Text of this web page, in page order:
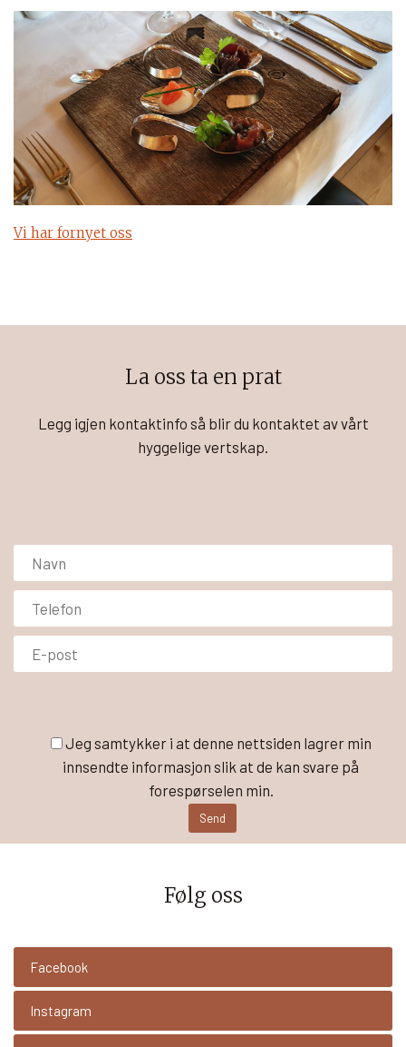
Vi har fornyet oss
La oss ta en prat
Legg igjen kontaktinfo så blir du kontaktet av vårt
hyggelige vertskap.
Jeg samtykker i at denne nettsiden lagrer min
innsendte informasjon slik at de kan svare på
forespørselen min.
Følg oss
Facebook
Instagram